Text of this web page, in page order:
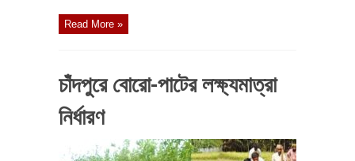
Read More »
চাঁদপুরে বোরো-পাটের লক্ষ্যমাত্রা
নির্ধারণ